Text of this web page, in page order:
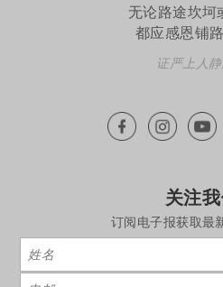
无论路途坎坷
都应感恩铺路
证严上人
关注
订阅电子报获取最